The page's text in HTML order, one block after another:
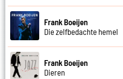
Frank Boeijen
Die zelfbedachte hemel
Frank Boeijen
Dieren